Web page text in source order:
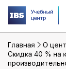
Главная O
Скидка 40 % на